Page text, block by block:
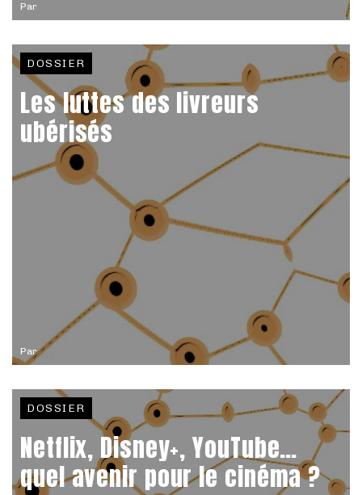
Par
Par
DOSSIER
Les luttes des livreurs
ubérisés
DOSSIER
Netflix, Disney+, YouTube…
quel avenir pour le cinéma ?